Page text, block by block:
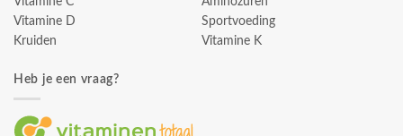
Vitamine D
Kruiden
Sportvoeding
Vitamine K
Heb je een vraag?